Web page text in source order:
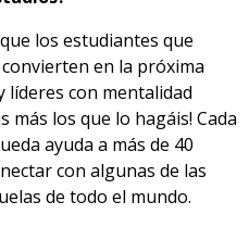
los estudiantes que
en la próxima
líderes con mentalidad
más los que lo hagáis! Cada
ayuda a más de 40
con algunas de las
de todo el mundo.